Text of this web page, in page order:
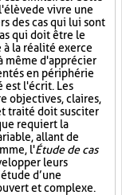
de vivre une
des cas qui lui sont
qui doit être le
la réalité exerce
même d'apprécier
en périphérie
est l'écrit. Les
objectives, claires,
traité doit susciter
requiert la
allant de
l'Étude de cas
leurs
d’une
et complexe.